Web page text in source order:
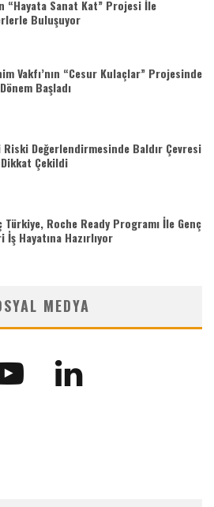
“Hayata Sanat Kat” Projesi İle
Buluşuyor
Vakfı’nın “Cesur Kulaçlar” Projesinde
Başladı
Değerlendirmesinde Baldır Çevresi
Çekildi
Türkiye, Roche Ready Programı İle Genç
İş Hayatına Hazırlıyor
MEDYA